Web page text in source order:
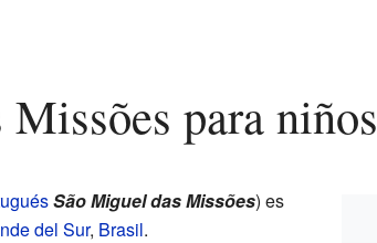
Missões para niños
São Miguel das Missões) es
del Sur, Brasil.